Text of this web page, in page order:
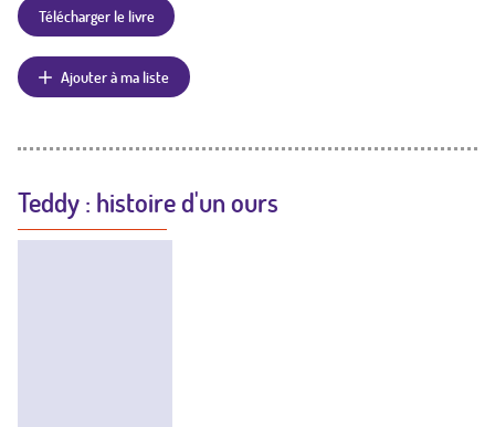
Télécharger le livre
Ajouter à ma liste
Teddy : histoire d'un ours